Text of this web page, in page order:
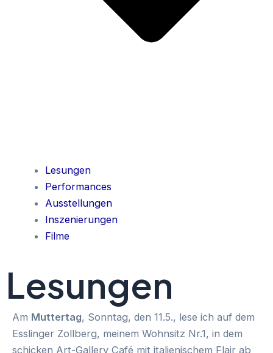
Lesungen
Performances
Ausstellungen
Inszenierungen
Filme
Lesungen
Am Muttertag, Sonntag, den 11.5., lese ich auf dem
Esslinger Zollberg, meinem Wohnsitz Nr.1, in dem
schicken Art-Gallery Café mit italienischem Flair ab